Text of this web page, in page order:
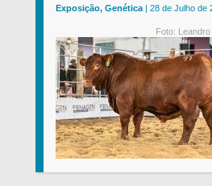
Exposição, Genética | 28 de Julho de
Foto: